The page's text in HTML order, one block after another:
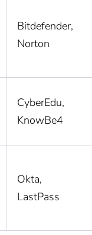
Bitdefender,
Norton
CyberEdu,
KnowBe4
Okta,
LastPass